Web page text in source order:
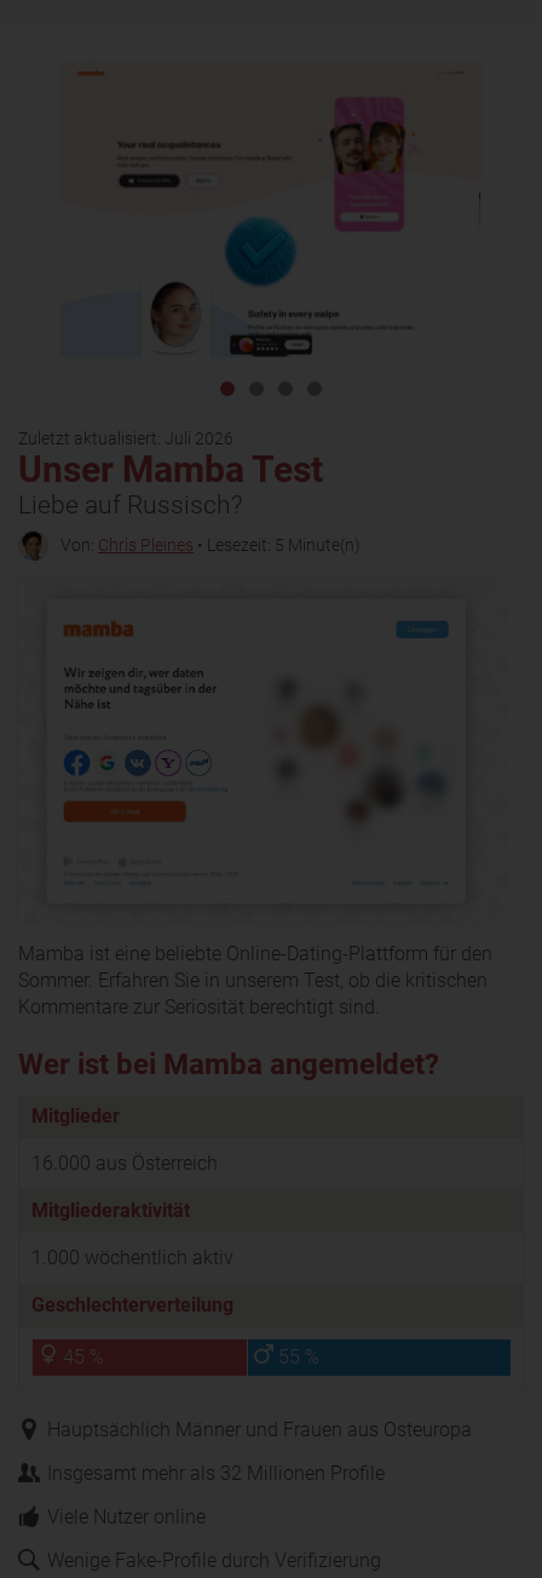
Zuletzt aktualisiert: Juli 2026
Unser Mamba Test
Liebe auf Russisch?
Von: Chris Pleines • Lesezeit: 5 Minute(n)
Mamba ist eine beliebte Online-Dating-Plattform für den
Sommer. Erfahren Sie in unserem Test, ob die kritischen
Kommentare zur Seriosität berechtigt sind.
Wer ist bei Mamba angemeldet?
Mitglieder
16.000 aus Österreich
Mitgliederaktivität
1.000 wöchentlich aktiv
Geschlechterverteilung
45 % 55 %
Hauptsächlich Männer und Frauen aus Osteuropa
Insgesamt mehr als 32 Millionen Profile
Viele Nutzer online
Wenige Fake-Profile durch Verifizierung